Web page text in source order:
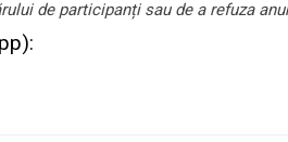
de participanți sau de a refuza